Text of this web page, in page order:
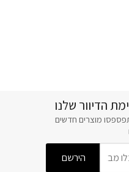
הדיוור שלנו
מוצרים חדשים